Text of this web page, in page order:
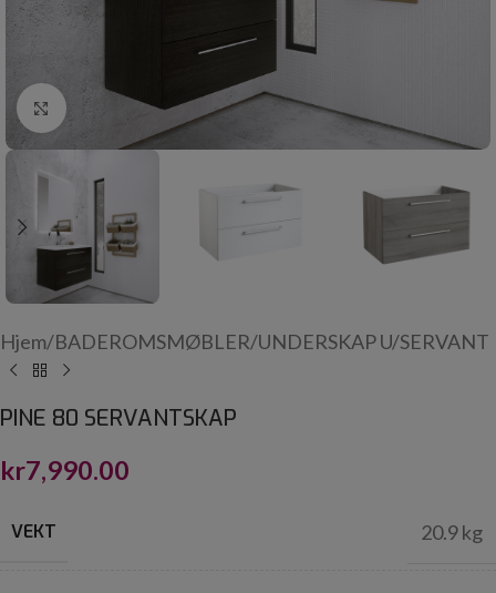
Click to enlarge
Hjem/BADEROMSMØBLER/UNDERSKAP U/SERVANT
PINE 80 SERVANTSKAP
kr7,990.00
VEKT 20.9 kg